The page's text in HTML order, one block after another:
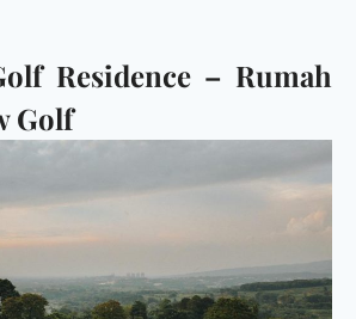
Residence – Rumah
Golf